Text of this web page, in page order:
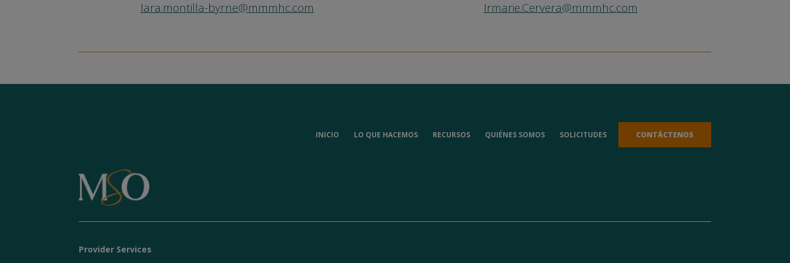
lara.montilla-byrne@mmmhc.com
Irmarie.Cervera@mmmhc.com
INICIO LO QUE HACEMOS RECURSOS QUIÉNES SOMOS SOLICITUDES CONTÁCTENOS
Provider Services